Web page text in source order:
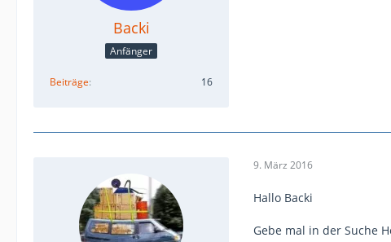
Backi
Anfänger
Beiträge 16
9. März 2016
Hallo Backi
Gebe mal in der Suche